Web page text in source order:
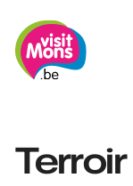
VisitMons Logo
Terroir